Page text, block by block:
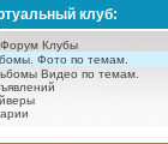
клуб:
Форум Клубы
Фото по темам.
Видео по темам.